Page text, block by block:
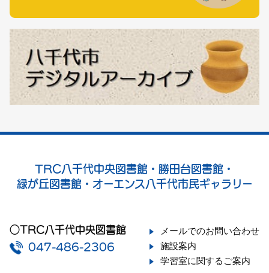
TRC八千代中央図書館・勝田台図書館・
緑が丘図書館・オーエンス八千代市民ギャラリー
○TRC八千代中央図書館
047-486-2306
メールでのお問い合わせ
施設案内
学習室に関するご案内